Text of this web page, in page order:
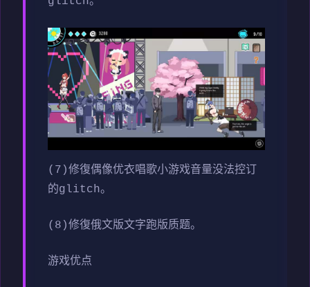
(7)修復偶像优衣唱歌小游戏音量没法控订
的glitch。
(8)修復俄文版文字跑版质题。
游戏优点